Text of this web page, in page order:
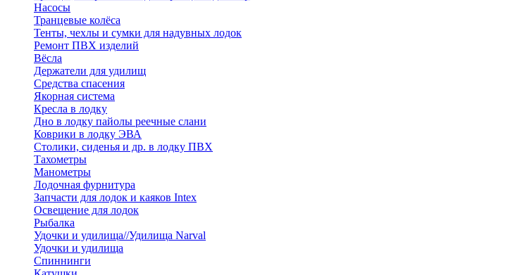
Насосы
Транцевые колёса
Тенты, чехлы и сумки для надувных лодок
Ремонт ПВХ изделий
Вёсла
Держатели для удилищ
Средства спасения
Якорная система
Кресла в лодку
Дно в лодку пайолы реечные слани
Коврики в лодку ЭВА
Столики, сиденья и др. в лодку ПВХ
Тахометры
Манометры
Лодочная фурнитура
Запчасти для лодок и каяков Intex
Освещение для лодок
Рыбалка
Удочки и удилища//Удилища Narval
Удочки и удилища
Спиннинги